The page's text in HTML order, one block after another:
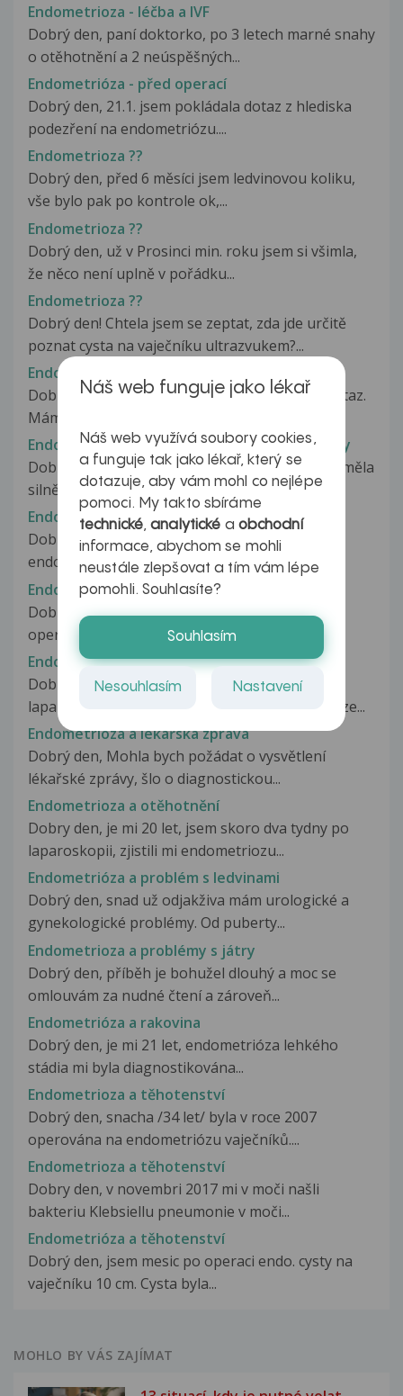
Endometrioza - léčba a IVF
Dobrý den, paní doktorko, po 3 letech marné snahy
o otěhotnění a 2 neúspěšných...
Endometrióza - před operací
Dobrý den, 21.1. jsem pokládala dotaz z hlediska
podezření na endometriózu....
Endometrioza ??
Dobrý den, před 6 měsíci jsem ledvinovou koliku,
vše bylo pak po kontrole ok,...
Endometrioza ??
Dobrý den, už v Prosinci min. roku jsem si všimla,
že něco není uplně v pořádku...
Endometrioza ??
Dobrý den! Chtela jsem se zeptat, zda jde určitě
poznat cysta na vaječníku ultrazvukem?...
Endometrióza = rizikové těhotenství?
Dobrý den paní doktorko, měla bych na Vás dotaz.
Mám prokázanou endometriozu...
Endometrioza a hormonální léčba, nárůst váhy
Dobrý den, je mi 53 let. Poslední dva roky jsem měla
silnějši menstruaci....
Endometrioza a IUI
Dobry den, po jednej neuspesnej LPS
endometrickej cysty na jednom vajecniku...
Endometrioza a její léčba
Dobrý den. V květnu mi byla laparoskopicky
operovaná endometrioza, levý vaječníkmám...
Endometrioza a laparoskopická operace
Dobrý den. Jsem za tři týdny odesílána na
laparoskopii kvůli pravděpodobné endometrióze...
Endometrióza a lékařská zpráva
Dobrý den, Mohla bych požádat o vysvětlení
lékařské zprávy, šlo o diagnostickou...
Endometrioza a otěhotnění
Dobry den, je mi 20 let, jsem skoro dva tydny po
laparoskopii, zjistili mi endometriozu...
Endometrióza a problém s ledvinami
Dobrý den, snad už odjakživa mám urologické a
gynekologické problémy. Od puberty...
Endometrioza a problémy s játry
Dobrý den, příběh je bohužel dlouhý a moc se
omlouvám za nudné čtení a zároveň...
Endometrióza a rakovina
Dobrý den, je mi 21 let, endometrióza lehkého
stádia mi byla diagnostikována...
Endometrioza a těhotenství
Dobrý den, snacha /34 let/ byla v roce 2007
operována na endometriózu vaječníků....
Endometrioza a těhotenství
Dobry den, v novembri 2017 mi v moči našli
bakteriu Klebsiellu pneumonie v moči...
Endometrióza a těhotenství
Dobrý den, jsem mesic po operaci endo. cysty na
vaječníku 10 cm. Cysta byla...
MOHLO BY VÁS ZAJÍMAT
Náš web funguje jako lékař
Náš web využívá soubory cookies,
a funguje tak jako lékař, který se
dotazuje, aby vám mohl co nejlépe
pomoci. My takto sbíráme
technické,analytické a obchodní
informace, abychom se mohli
neustále zlepšovat a tím vám lépe
pomohli. Souhlasíte?
Souhlasím
Nesouhlasím Nastavení